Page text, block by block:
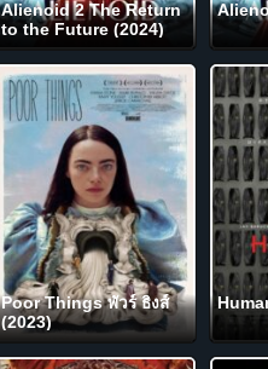
Alienoid 2 The Return
to the Future (2024)
Poor Things พัวร์ ธิงส์
(2023)